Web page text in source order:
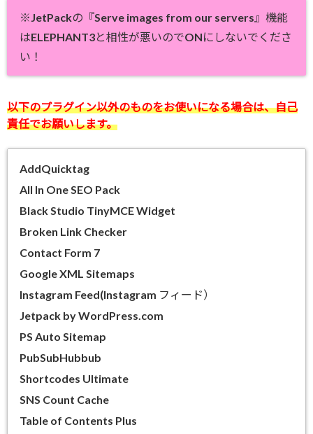
※JetPackの『Serve images from our servers 』機能
はELEPHANT3と相性が悪いのでONにしないでくださ
い！
以下のプラグイン以外のものをお使いになる場合は、自己
責任でお願いします。
AddQuicktag
All In One SEO Pack
Black Studio TinyMCE Widget
Broken Link Checker
Contact Form 7
Google XML Sitemaps
Instagram Feed(Instagram フィード）
Jetpack by WordPress.com
PS Auto Sitemap
PubSubHubbub
Shortcodes Ultimate
SNS Count Cache
Table of Contents Plus